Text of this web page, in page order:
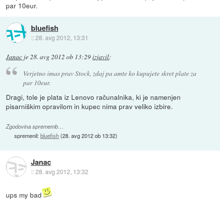
par 10eur.
bluefish
::28. avg 2012, 13:31
Janac je28. avg 2012 ob 13:29izjavil:
Verjetno imas prav Stock, zdaj pa amte ko kupujete skret plate za
par 10eur.
Dragi, tole je plata iz Lenovo računalnika, ki je namenjen
pisarniškim opravilom in kupec nima prav veliko izbire.
Zgodovina sprememb…
spremenil:bluefish(28. avg 2012 ob 13:32)
Janac
::28. avg 2012, 13:32
ups my bad